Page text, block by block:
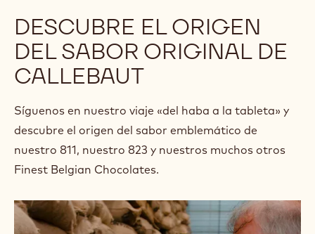
DESCUBRE EL ORIGEN
DEL SABOR ORIGINAL DE
CALLEBAUT
Síguenos en nuestro viaje «del haba a la tableta» y
descubre el origen del sabor emblemático de
nuestro 811, nuestro 823 y nuestros muchos otros
Finest Belgian Chocolates.
PARTE
1